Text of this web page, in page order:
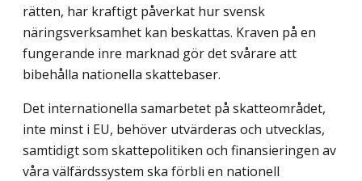
rätten, har kraftigt påverkat hur svensk
näringsverksamhet kan beskattas. Kraven på en
fungerande inre marknad gör det svårare att
bibehålla nationella skattebaser.
Det internationella samarbetet på skatteområdet,
inte minst i EU, behöver utvärderas och utvecklas,
samtidigt som skattepolitiken och finansieringen av
våra välfärdssystem ska förbli en nationell